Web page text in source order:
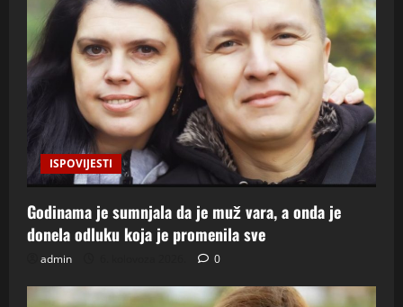
ISPOVIJESTI
Godinama je sumnjala da je muž vara, a onda je
donela odluku koja je promenila sve
admin 0